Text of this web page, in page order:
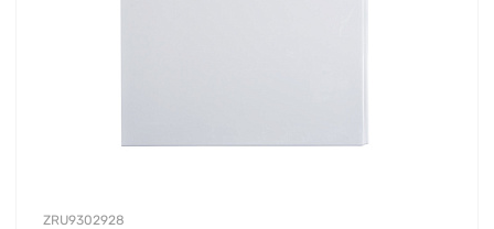
ZRU9302928